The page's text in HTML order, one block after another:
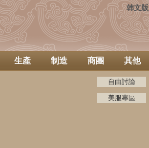
韩文版
生產 制造 商團 其他
自由討論
美服專區